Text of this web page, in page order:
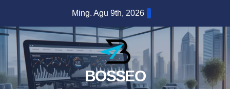
content
Ming. Agu 9th, 2026
BOSSEO